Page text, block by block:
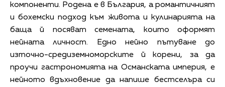
компоненти. Родена е в България, а романтичният
и бохемски подход към живота и кулинарията на
баща й посяват семената, които оформят
нейната личност. Едно нейно пътуване до
източно-средиземноморските й корени, за да
проучи гастрономията на Османската империя, е
нейното вдъхновение да напише бестселъра си